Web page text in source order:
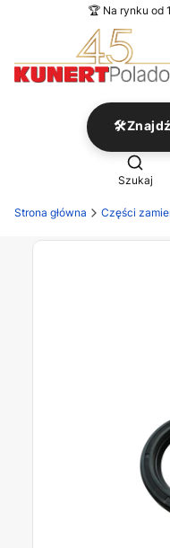
🏆 Na rynku od
Szukaj
Strona główna Części